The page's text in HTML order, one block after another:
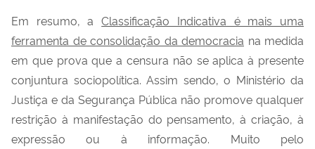
Em resumo, aClassificação Indicativa é mais uma
ferramenta de consolidação da democracia na medida
em que prova que a censura não se aplica à presente
conjuntura sociopolítica. Assim sendo, o Ministério da
Justiça e da Segurança Pública não promove qualquer
restrição à manifestação do pensamento, à criação, à
expressão ou à informação. Muito pelo